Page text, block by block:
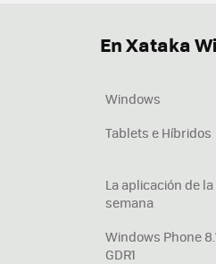
En Xataka
Windows
Tablets e Híbridos
La aplicación de la
semana
Windows Phone
GDR1